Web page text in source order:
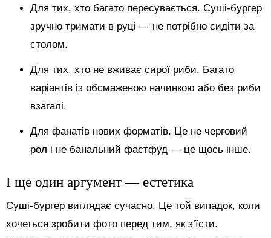
Для тих, хто багато пересувається. Суші-бургер
зручно тримати в руці — не потрібно сидіти за
столом.
Для тих, хто не вживає сирої риби. Багато
варіантів із обсмаженою начинкою або без риби
взагалі.
Для фанатів нових форматів. Це не черговий
рол і не банальний фастфуд — це щось інше.
І ще один аргумент — естетика
Суші-бургер виглядає сучасно. Це той випадок, коли
хочеться зробити фото перед тим, як з’їсти.